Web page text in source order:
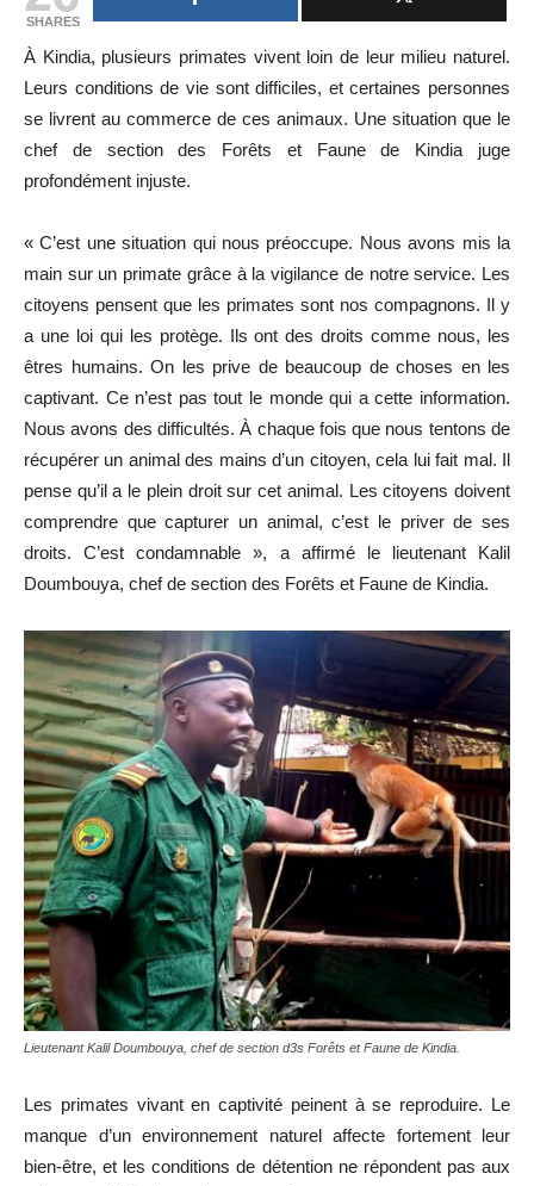
SHARES
À Kindia, plusieurs primates vivent loin de leur milieu naturel.
Leurs conditions de vie sont difficiles, et certaines personnes
se livrent au commerce de ces animaux. Une situation que le
chef de section des Forêts et Faune de Kindia juge
profondément injuste.
« C’est une situation qui nous préoccupe. Nous avons mis la
main sur un primate grâce à la vigilance de notre service. Les
citoyens pensent que les primates sont nos compagnons. Il y
a une loi qui les protège. Ils ont des droits comme nous, les
êtres humains. On les prive de beaucoup de choses en les
captivant. Ce n’est pas tout le monde qui a cette information.
Nous avons des difficultés. À chaque fois que nous tentons de
récupérer un animal des mains d’un citoyen, cela lui fait mal. Il
pense qu’il a le plein droit sur cet animal. Les citoyens doivent
comprendre que capturer un animal, c’est le priver de ses
droits. C’est condamnable », a affirmé le lieutenant Kalil
Doumbouya, chef de section des Forêts et Faune de Kindia.
Lieutenant Kalil Doumbouya, chef de section d3s Forêts et Faune de Kindia.
Les primates vivant en captivité peinent à se reproduire. Le
manque d’un environnement naturel affecte fortement leur
bien-être, et les conditions de détention ne répondent pas aux